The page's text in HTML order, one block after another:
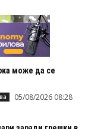
може да се
05/08/2026 08:28